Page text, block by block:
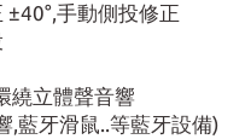
手動側投修正
繞立體聲音響
,藍牙滑鼠..等藍牙設備)